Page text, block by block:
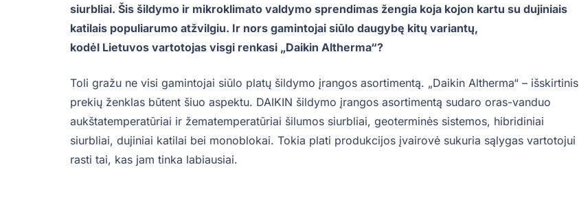
siurbliai. Šis šildymo ir mikroklimato valdymo sprendimas žengia koja kojon kartu su dujiniais
katilais populiarumo atžvilgiu. Ir nors gamintojai siūlo daugybę kitų variantų,
kodėl Lietuvos vartotojas visgi renkasi „Daikin Altherma“?
Toli gražu ne visi gamintojai siūlo platų šildymo įrangos asortimentą. „Daikin Altherma“ – išskirtinis
prekių ženklas būtent šiuo aspektu. DAIKIN šildymo įrangos asortimentą sudaro oras-vanduo
aukštatemperatūriai ir žematemperatūriai šilumos siurbliai, geoterminės sistemos, hibridiniai
siurbliai, dujiniai katilai bei monoblokai. Tokia plati produkcijos įvairovė sukuria sąlygas vartotojui
rasti tai, kas jam tinka labiausiai.